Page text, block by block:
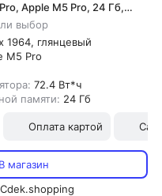
Apple M5 Pro, 24 Гб,
выбор
1964, глянцевый
M5 Pro
72.4 Вт*ч
памяти: 24 Гб
Оплата картой
В магазин
Cdek.shopping